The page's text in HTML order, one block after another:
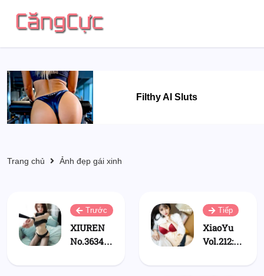
Filthy AI Sluts
Trang chủ Ảnh đẹp gái xinh
Trước
XIUREN
No.3634:
Tiếp
XiaoYu
Vol.212: